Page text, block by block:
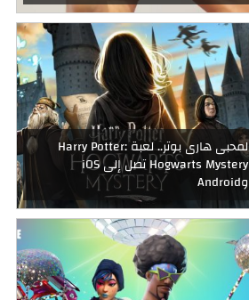
لمحبى هارى بوتر.. لعبة Harry Potter:
Hogwarts Mystery تصل إلى iOS
وAndroid